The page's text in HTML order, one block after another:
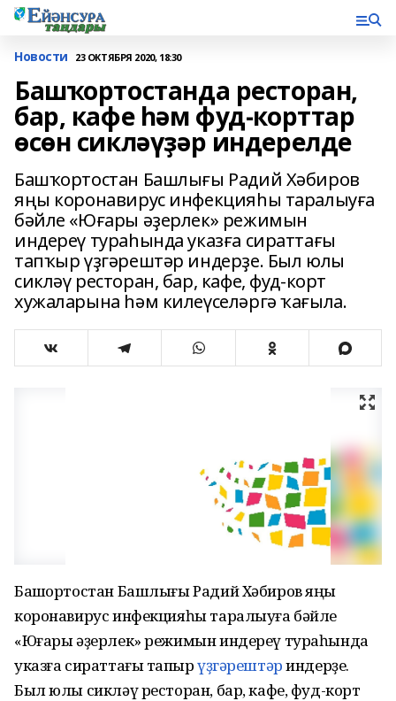
Новости 23 ОКТЯБРЯ 2020, 18:30
Башҡортостанда ресторан,
бар, кафе һәм фуд-корттар
өсөн сикләүҙәр индерелде
Башҡортостан Башлығы Радий Хәбиров
яңы коронавирус инфекцияһы таралыуға
бәйле «Юғары әҙерлек» режимын
индереү тураһында указға сираттағы
тапҡыр үҙгәрештәр индерҙе. Был юлы
сикләү ресторан, бар, кафе, фуд-корт
хужаларына һәм килеүселәргә ҡағыла.
Башҡортостан Башлығы Радий Хәбиров яңы
коронавирус инфекцияһы таралыуға бәйле
«Юғары әҙерлек» режимын индереү тураһында
указға сираттағы тапҡырүҙгәрештәриндерҙе.
Был юлы сикләү ресторан, бар, кафе, фуд-корт